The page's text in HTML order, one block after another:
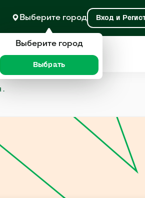
Выберите город Вход и
.
Выберите город
Выбрать